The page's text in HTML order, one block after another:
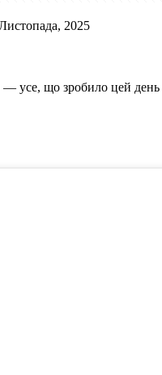
2025
— усе, що зробило цей